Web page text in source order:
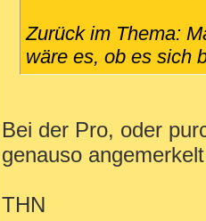
Zurück im Thema:
wäre es, ob es sich
Bei der Pro, oder
genauso
THN